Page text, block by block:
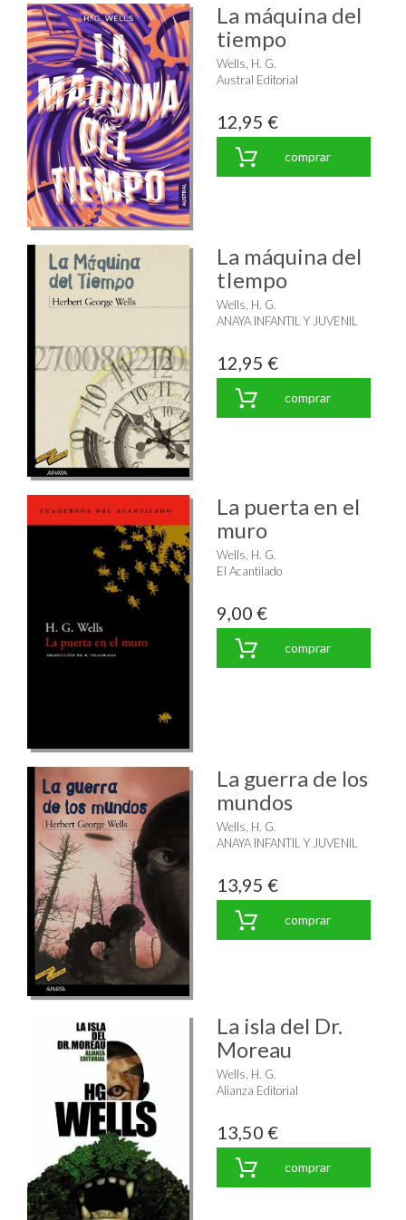
La máquina del
tiempo
Wells, H. G.
Austral Editorial
12,95 €
comprar
La máquina del
tIempo
Wells, H. G.
ANAYA INFANTIL Y JUVENIL
12,95 €
comprar
La puerta en el
muro
Wells, H. G.
El Acantilado
9,00 €
comprar
La guerra de los
mundos
Wells, H. G.
ANAYA INFANTIL Y JUVENIL
13,95 €
comprar
La isla del Dr.
Moreau
Wells, H. G.
Alianza Editorial
13,50 €
comprar